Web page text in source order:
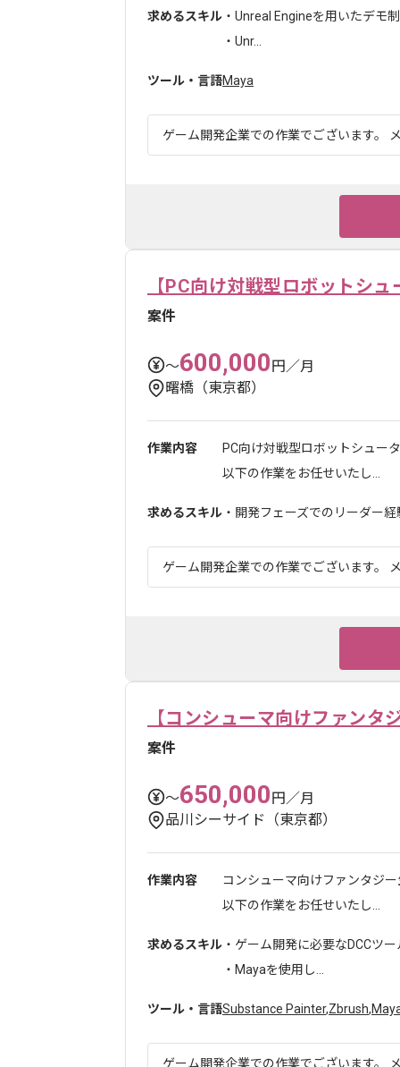
求めるスキル ・Unreal Engineを用いたデモ
・Unr...
ツール・言語Maya
ゲーム開発企業での作業でございます。
【PC向け対戦型ロボットシ
案件
〜600,000円／月
曙橋（東京都）
作業内容
PC向け対戦型ロボットシュー
以下の作業をお任せいたし...
求めるスキル ・開発フェーズでのリーダー経
ゲーム開発企業での作業でございます。
【コンシューマ向けファンタ
案件
〜650,000円／月
品川シーサイド（東京都）
作業内容
コンシューマ向けファンタジ
以下の作業をお任せいたし...
求めるスキル ・ゲーム開発に必要なDCCツ
・Mayaを使用し...
ツール・言語Substance Painter,Zbrush,
ゲーム開発企業での作業でございます。